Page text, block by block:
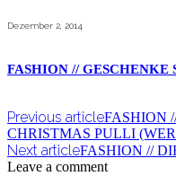
Dezember 2, 2014
FASHION // GESCHENKE
Previous articleFASHION
CHRISTMAS PULLI
Next articleFASHION //
Leave a comment